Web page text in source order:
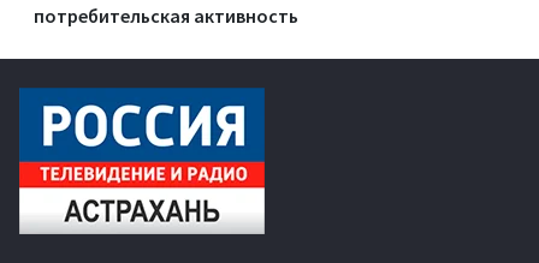
потребительская активность